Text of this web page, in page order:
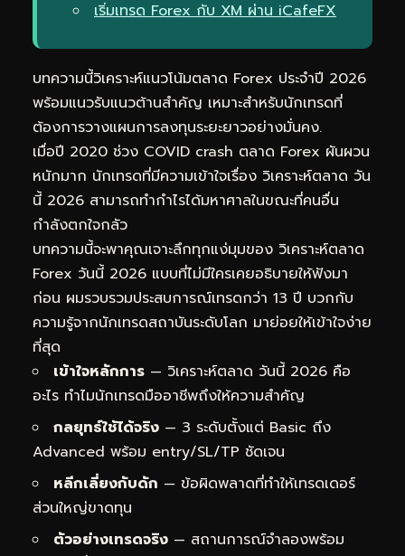
เริ่มเทรด Forex กับ XM ผ่าน iCafeFX
บทความนี้วิเคราะห์แนวโน้มตลาด Forex ประจำปี 2026
พร้อมแนวรับแนวต้านสำคัญ เหมาะสำหรับนักเทรดที่
ต้องการวางแผนการลงทุนระยะยาวอย่างมั่นคง.
เมื่อปี 2020 ช่วง COVID crash ตลาด Forex ผันผวน
หนักมาก นักเทรดที่มีความเข้าใจเรื่อง วิเคราะห์ตลาด วัน
นี้ 2026 สามารถทำกำไรได้มหาศาลในขณะที่คนอื่น
กำลังตกใจกลัว
บทความนี้จะพาคุณเจาะลึกทุกแง่มุมของ วิเคราะห์ตลาด
Forex วันนี้ 2026 แบบที่ไม่มีใครเคยอธิบายให้ฟังมา
ก่อน ผมรวบรวมประสบการณ์เทรดกว่า 13 ปี บวกกับ
ความรู้จากนักเทรดสถาบันระดับโลก มาย่อยให้เข้าใจง่าย
ที่สุด
เข้าใจหลักการ — วิเคราะห์ตลาด วันนี้ 2026 คือ
อะไร ทำไมนักเทรดมืออาชีพถึงให้ความสำคัญ
กลยุทธ์ใช้ได้จริง — 3 ระดับตั้งแต่ Basic ถึง
Advanced พร้อม entry/SL/TP ชัดเจน
หลีกเลี่ยงกับดัก — ข้อผิดพลาดที่ทำให้เทรดเดอร์
ส่วนใหญ่ขาดทุน
ตัวอย่างเทรดจริง — สถานการณ์จำลองพร้อม